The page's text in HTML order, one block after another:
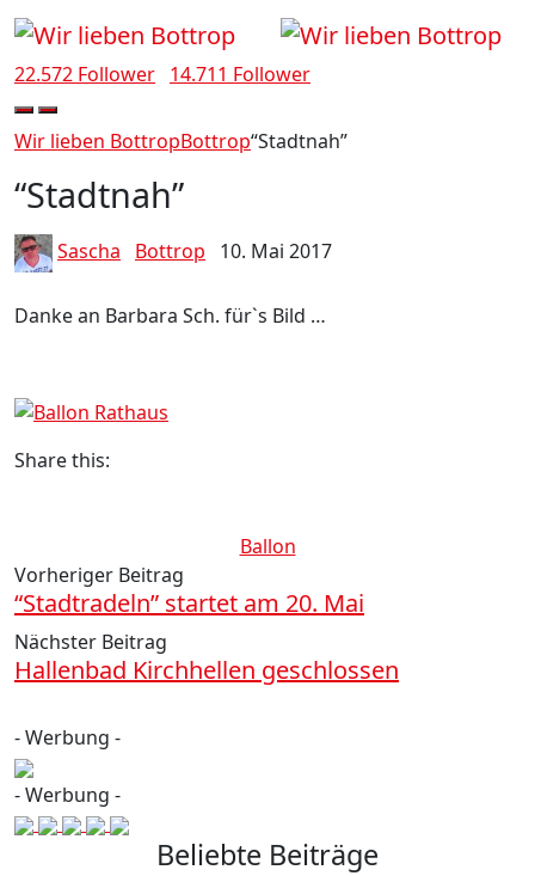
22.572 Follower 14.711 Follower
Wir lieben BottropBottrop“Stadtnah”
“Stadtnah”
Sascha Bottrop 10. Mai 2017
Danke an Barbara Sch. für`s Bild …
Share this:
Ballon
Vorheriger Beitrag
“Stadtradeln” startet am 20. Mai
Nächster Beitrag
Hallenbad Kirchhellen geschlossen
- Werbung -
- Werbung -
Beliebte Beiträge